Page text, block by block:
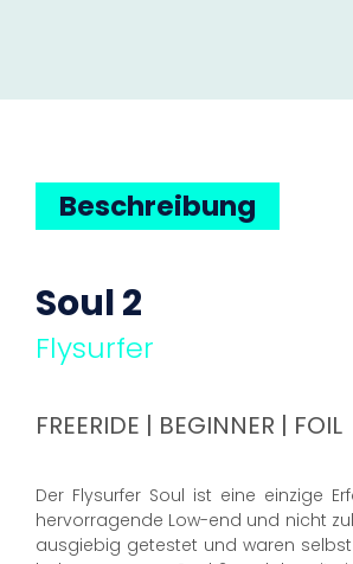
Beschreibung
Soul 2
Flysurfer
FREERIDE | BEGINNER | FOIL
Der Flysurfer Soul ist eine einzige
hervorragende Low-end und nicht
ausgiebig getestet und waren